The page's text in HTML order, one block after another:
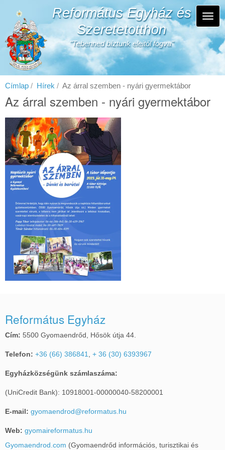
tartalomra
Református Egyház és
Szeretetotthon
"Tebenned bíztunk eleitől fogva"
Címlap Hírek Az árral szemben - nyári gyermektábor
Az árral szemben - nyári gyermektábor
-Református Egyház
Cím: 5500 Gyomaendrőd, Hősök útja 44.
Telefon: +36 (66) 386841, + 36 (30) 6393967
Egyházközségünk számlaszáma:
(UniCredit Bank): 10918001-00000040-58200001
E-mail: gyomaendrod@reformatus.hu
Web: gyomaireformatus.hu
Gyomaendrod.com (Gyomaendrőd információs, turisztikai és